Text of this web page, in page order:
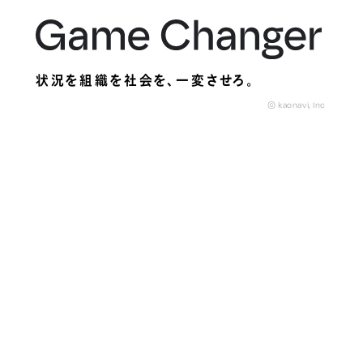
状況を組織を社会を、一変させろ。
© kaonavi, Inc